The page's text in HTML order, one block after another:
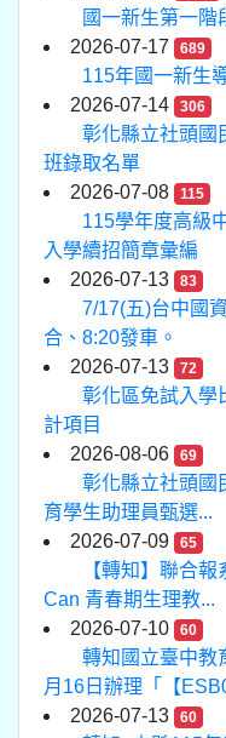
國一新生第一階
2026-07-17
689
115年國一新生
2026-07-14
306
彰化縣立社頭國
班錄取名單
2026-07-08
115
115學年度高級
入學續招簡章彙編
2026-07-13
83
7/17(五)台中國
合、8:20發車。
2026-07-13
72
彰化區免試入學
計項目
2026-08-06
69
彰化縣立社頭國
育學生助理員甄選...
2026-07-09
65
【轉知】聯合
Can 青春期生理教...
2026-07-10
60
轉知國立臺中教
月16日辦理「【
2026-07-13
60